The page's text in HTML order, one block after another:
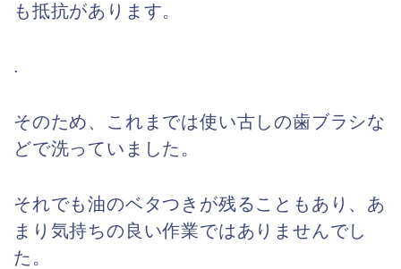
も抵抗があります。
.
そのため、これまでは使い古しの歯ブラシな
どで洗っていました。
それでも油のベタつきが残ることもあり、あ
まり気持ちの良い作業ではありませんでし
た。